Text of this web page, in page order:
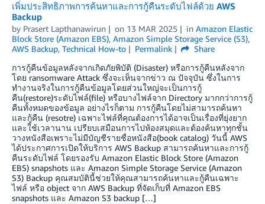
เพิ่มประสิทธิภาพการค้นหาและการกู้คืนระดับไฟล์ด้วย AWS
Backup
by Prasert Lapthanawirun on 13 MAR 2025 in Amazon Elastic
Block Store (Amazon EBS), Amazon Simple Storage Service (S3),
AWS Backup, Technical How-to Permalink
Share
การกู้คืนข้อมูลหลังจากเกิดภัยพิบัติ (Disaster) หรือการกู้คืนหลังจาก
โดย ransomware Attack ซึ่งจะเห็นจากข่าว ณ ปัจจุบัน ซึ่งในการ
ทำงานจริงในการกู้คืนข้อมูลโดยส่วนใหญ่จะเป็นการกู้
คืน(restore)ระดับไฟล์(file) หรือบางไฟล์จาก Directory มากกว่าการกู้
คืนทั้งหมดของข้อมูล อย่างไรก็ตาม การกู้คืนโดยไม่สามารถค้นหา
และกู้คืน (resotre) เฉพาะไฟล์ที่คุณต้องการได้อาจเป็นเรื่องที่ยุ่งยาก
และใช้เวลานาน เปรียบเสมือนการไปห้องสมุดและต้องค้นหาทุกชั้น
วางหนังสือเพราะไม่มีบัญชีรายชื่อหนังสือ(book catalog) วันนี้ AWS
ได้ประกาศการเปิดให้บริการ AWS Backup สามารถค้นหาและการกู้
คืนระดับไฟล์ โดยรองรับ Amazon Elastic Block Store (Amazon
EBS) snapshots และ Amazon Simple Storage Service (Amazon
S3) Backup คุณสมบัตินี้ช่วยให้คุณสามารถค้นหาและกู้คืนเฉพาะ
ไฟล์ หรือ object จาก AWS Backup ที่จัดเก็บที่ Amazon EBS
snapshots และ Amazon S3 backup […]